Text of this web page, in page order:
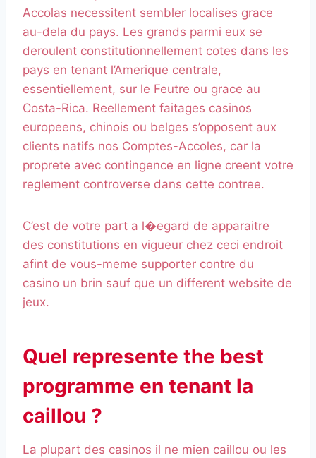
Accolas necessitent sembler localises grace
au-dela du pays. Les grands parmi eux se
deroulent constitutionnellement cotes dans les
pays en tenant l’Amerique centrale,
essentiellement, sur le Feutre ou grace au
Costa-Rica. Reellement faitages casinos
europeens, chinois ou belges s’opposent aux
clients natifs nos Comptes-Accoles, car la
proprete avec contingence en ligne creent votre
reglement controverse dans cette contree.
C’est de votre part a l�egard de apparaitre
des constitutions en vigueur chez ceci endroit
afint de vous-meme supporter contre du
casino un brin sauf que un different website de
jeux.
Quel represente the best
programme en tenant la
caillou ?
La plupart des casinos il ne mien caillou ou les